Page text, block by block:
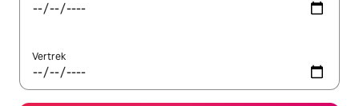
Vertrek